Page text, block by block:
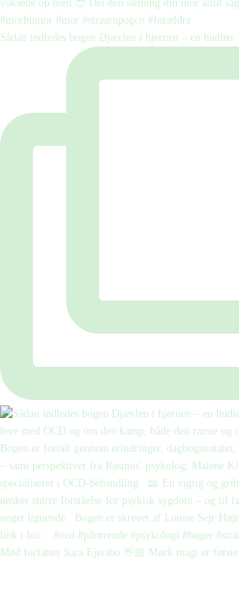
Sådan indledes bogen Djævlen i hjernen – en hudløs
Mød forfatter Sara Ejersbo 👋🏼 Mørk magi er første